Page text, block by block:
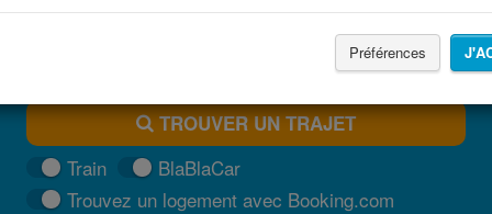
Préférences
TROUVER UN TRAJET
Train
BlaBlaCar
Trouvez un logement avec Booking.com